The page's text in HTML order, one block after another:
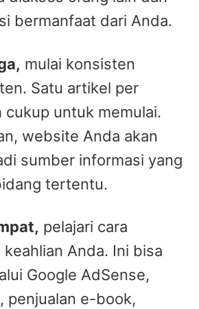
bermanfaat dari Anda.
mulai konsisten
Satu artikel per
cukup untuk memulai.
website Anda akan
sumber informasi yang
tertentu.
pelajari cara
Anda. Ini bisa
Google AdSense,
penjualan e-book,